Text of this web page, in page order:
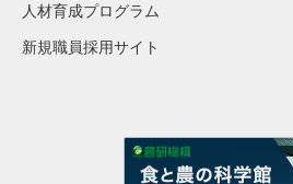
人材育成プログラム
新規職員採用サイト